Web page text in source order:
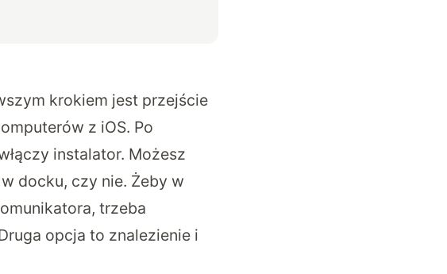
krokiem jest przejście
z iOS. Po
instalator. Możesz
docku, czy nie. Żeby w
trzeba
opcja to znalezienie i